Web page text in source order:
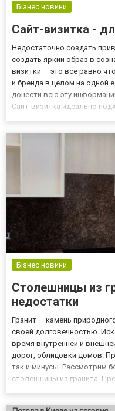
Бізнес новини
Сайт-визитка -
Недостаточно создать
создать яркий образ в
визитки — это все равно
и бренда в целом на одной
донести всю эту
Сайт-визитка идеально
Бізнес новини
Столешницы из
недостатки
Гранит — камень
своей долговечностью.
время внутренней и
дорог, облицовки домов.
так и минусы. Рассмотрим
столешницы из гранита.